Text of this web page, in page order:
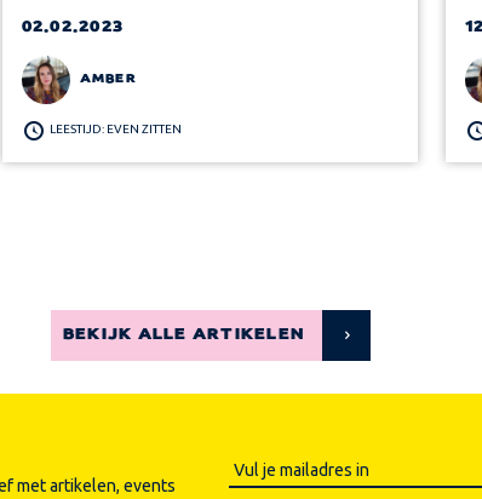
02.02.2023
AMBER
LEESTIJD: EVEN ZITTEN
BEKIJK ALLE ARTIKELEN
met artikelen, events